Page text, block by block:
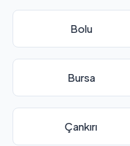
Bolu
Bursa
Çankırı